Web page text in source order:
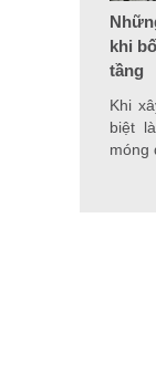
khi
tầng
Khi
biệt
móng